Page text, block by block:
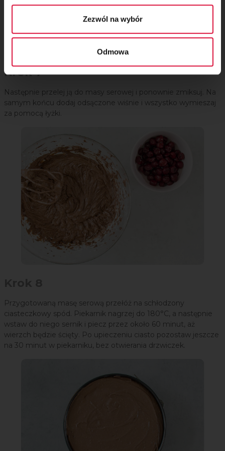
Zezwól na wybór
Odmowa
Krok 7
Następnie przelej ją do masy serowej i ponownie zmiksuj. Na
samym końcu dodaj odsączone wiśnie i wszystko wymieszaj
za pomocą łyżki.
Przygotowaną masę serową przełóż na schłodzony
ciasteczkowy spód. Piekarnik nagrzej do 180°C, a następnie
wstaw do niego sernik i piecz przez około 60 minut, aż
wierzch będzie ścięty. Po upieczeniu ciasto pozostaw jeszcze
na 30 minut w piekarniku, bez otwierania drzwiczek.